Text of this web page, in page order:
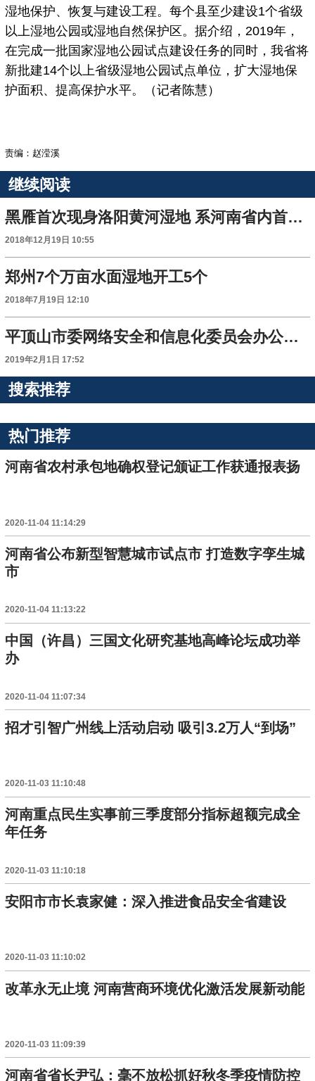
湿地保护、恢复与建设工程。每个县至少建设1个省级
以上湿地公园或湿地自然保护区。据介绍，2019年，
在完成一批国家湿地公园试点建设任务的同时，我省将
新批建14个以上省级湿地公园试点单位，扩大湿地保
护面积、提高保护水平。（记者陈慧）
责编：赵滢溪
继续阅读
黑雁首次现身洛阳黄河湿地 系河南省内首次观测到
2018年12月19日 10:55
郑州7个万亩水面湿地开工5个
2018年7月19日 12:10
平顶山市委网络安全和信息化委员会办公室挂牌成立
2019年2月1日 17:52
搜索推荐
热门推荐
河南省农村承包地确权登记颁证工作获通报表扬
2020-11-04 11:14:29
河南省公布新型智慧城市试点市 打造数字孪生城
市
2020-11-04 11:13:22
中国（许昌）三国文化研究基地高峰论坛成功举
办
2020-11-04 11:07:34
招才引智广州线上活动启动 吸引3.2万人“到场”
2020-11-03 11:10:48
河南重点民生实事前三季度部分指标超额完成全
年任务
2020-11-03 11:10:18
安阳市市长袁家健：深入推进食品安全省建设
2020-11-03 11:10:02
改革永无止境 河南营商环境优化激活发展新动能
2020-11-03 11:09:39
河南省省长尹弘：毫不放松抓好秋冬季疫情防控